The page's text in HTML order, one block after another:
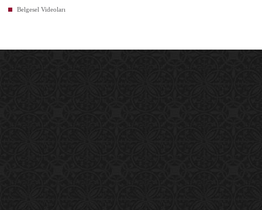
Belgesel Videoları